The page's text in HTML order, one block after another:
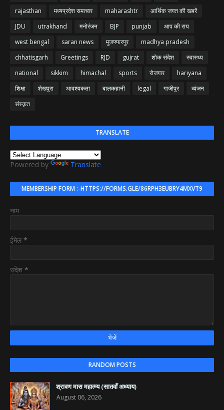
rajasthan
मध्यप्रदेश समाचार maharashtr
आर्थिक जगत की खबरें
JDU
utrakhand मनोरंजन BJP punjab
आप की राय
west bengal
saran news मुजफ्फरपुर
madhya pradesh
chhatisgarh
Greetings RJD gujrat शोक संदेश
स्वास्थ्य
national
sikkim himachal sports रोजगार
hariyana
शिक्षा
शेखपुरा आवश्यकता बालकहानी legal गाजीपुर
व्यंजन
संस्कृत
TRANSLATE
Powered by Translate
MEMBERSHIP FORM :-HTTPS://FORMS.GLE/86RPH3EUBRY4MXVT9
नाम
ईमेल *
संदेश *
RANDOM POSTS
श्रावण मास महात्म्य (सातवाँ अध्याय)
August 06, 2026